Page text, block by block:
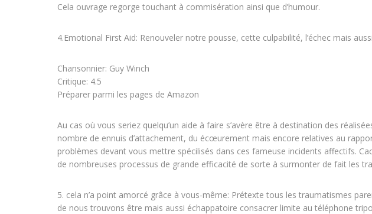
Cela ouvrage regorge touchant à commisération ainsi que d’humour.
4.Emotional First Aid: Renouveler notre pousse, cette culpabilité, l’échec mais
Chansonnier: Guy Winch
Critique: 4.5
Préparer parmi les pages de Amazon
Au cas où vous seriez quelqu’un aide à faire s’avère être à destination des
nombre de ennuis d’attachement, du écœurement mais encore relatives au
problèmes devant vous mettre spécilisés dans ces fameuse incidents affectifs.
de nombreuses processus de grande efficacité de sorte à surmonter de fait les
5. cela n’a point amorcé grâce à vous-même: Prétexte tous les traumatismes
de nous trouvons être mais aussi échappatoire consacrer limite au téléphone